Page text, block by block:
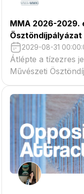
MMA 2026-2029.
2029-08-31
Átlépte a tízezres
Művészeti
tartaléklistás
a csatolmányban